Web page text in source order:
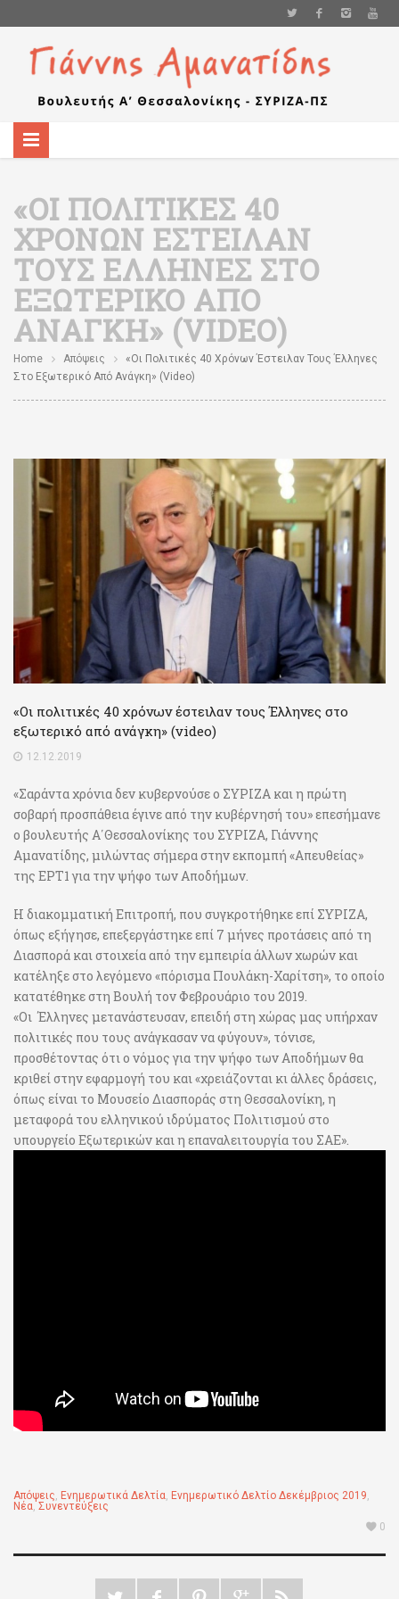
«ΟΙ ΠΟΛΙΤΙΚΈΣ 40
ΧΡΌΝΩΝ ΈΣΤΕΙΛΑΝ
ΤΟΥΣ ΈΛΛΗΝΕΣ ΣΤΟ
ΕΞΩΤΕΡΙΚΌ ΑΠΌ
ΑΝΆΓΚΗ» (VIDEO)
Home Απόψεις
«Οι Πολιτικές 40 Χρόνων Έστειλαν Τους Έλληνες
Στο Εξωτερικό Από Ανάγκη» (video)
«Οι πολιτικές 40 χρόνων έστειλαν τους Έλληνες στο
εξωτερικό από ανάγκη» (video)
12.12.2019
«Σαράντα χρόνια δεν κυβερνούσε ο ΣΥΡΙΖΑ και η πρώτη
σοβαρή προσπάθεια έγινε από την κυβέρνησή του» επεσήμανε
ο βουλευτής Α΄Θεσσαλονίκης του ΣΥΡΙΖΑ, Γιάννης
Αμανατίδης, μιλώντας σήμερα στην εκπομπή «Απευθείας»
της ΕΡΤ1 για την ψήφο των Αποδήμων.
Η διακομματική Επιτροπή, που συγκροτήθηκε επί ΣΥΡΙΖΑ,
όπως εξήγησε, επεξεργάστηκε επί 7 μήνες προτάσεις από τη
Διασπορά και στοιχεία από την εμπειρία άλλων χωρών και
κατέληξε στο λεγόμενο «πόρισμα Πουλάκη-Χαρίτση», το οποίο
κατατέθηκε στη Βουλή τον Φεβρουάριο του 2019.
«Οι Έλληνες μετανάστευσαν, επειδή στη χώρας μας υπήρχαν
πολιτικές που τους ανάγκασαν να φύγουν», τόνισε,
προσθέτοντας ότι ο νόμος για την ψήφο των Αποδήμων θα
κριθεί στην εφαρμογή του και «χρειάζονται κι άλλες δράσεις,
όπως είναι το Μουσείο Διασποράς στη Θεσσαλονίκη, η
μεταφορά του ελληνικού ιδρύματος Πολιτισμού στο
υπουργείο Εξωτερικών και η επαναλειτουργία του ΣΑΕ».
Απόψεις, Ενημερωτικά Δελτία, Ενημερωτικό Δελτίο Δεκέμβριος 2019,
Νέα, Συνεντεύξεις
0